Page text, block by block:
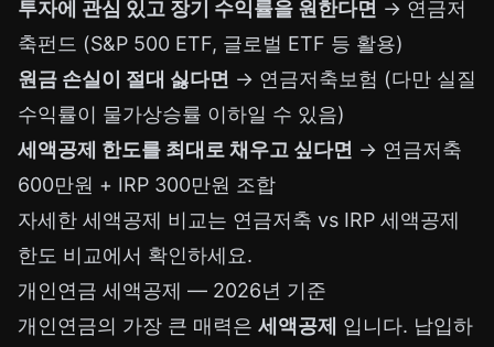
투자에 관심 있고 장기 수익률을 원한다면 → 연금저
축펀드 (S&P 500 ETF, 글로벌 ETF 등 활용)
원금 손실이 절대 싫다면 → 연금저축보험 (다만 실질
수익률이 물가상승률 이하일 수 있음)
세액공제 한도를 최대로 채우고 싶다면 → 연금저축
600만원 + IRP 300만원 조합
자세한 세액공제 비교는 연금저축 vs IRP 세액공제
한도 비교에서 확인하세요.
개인연금 세액공제 — 2026년 기준
개인연금의 가장 큰 매력은 세액공제 입니다. 납입하